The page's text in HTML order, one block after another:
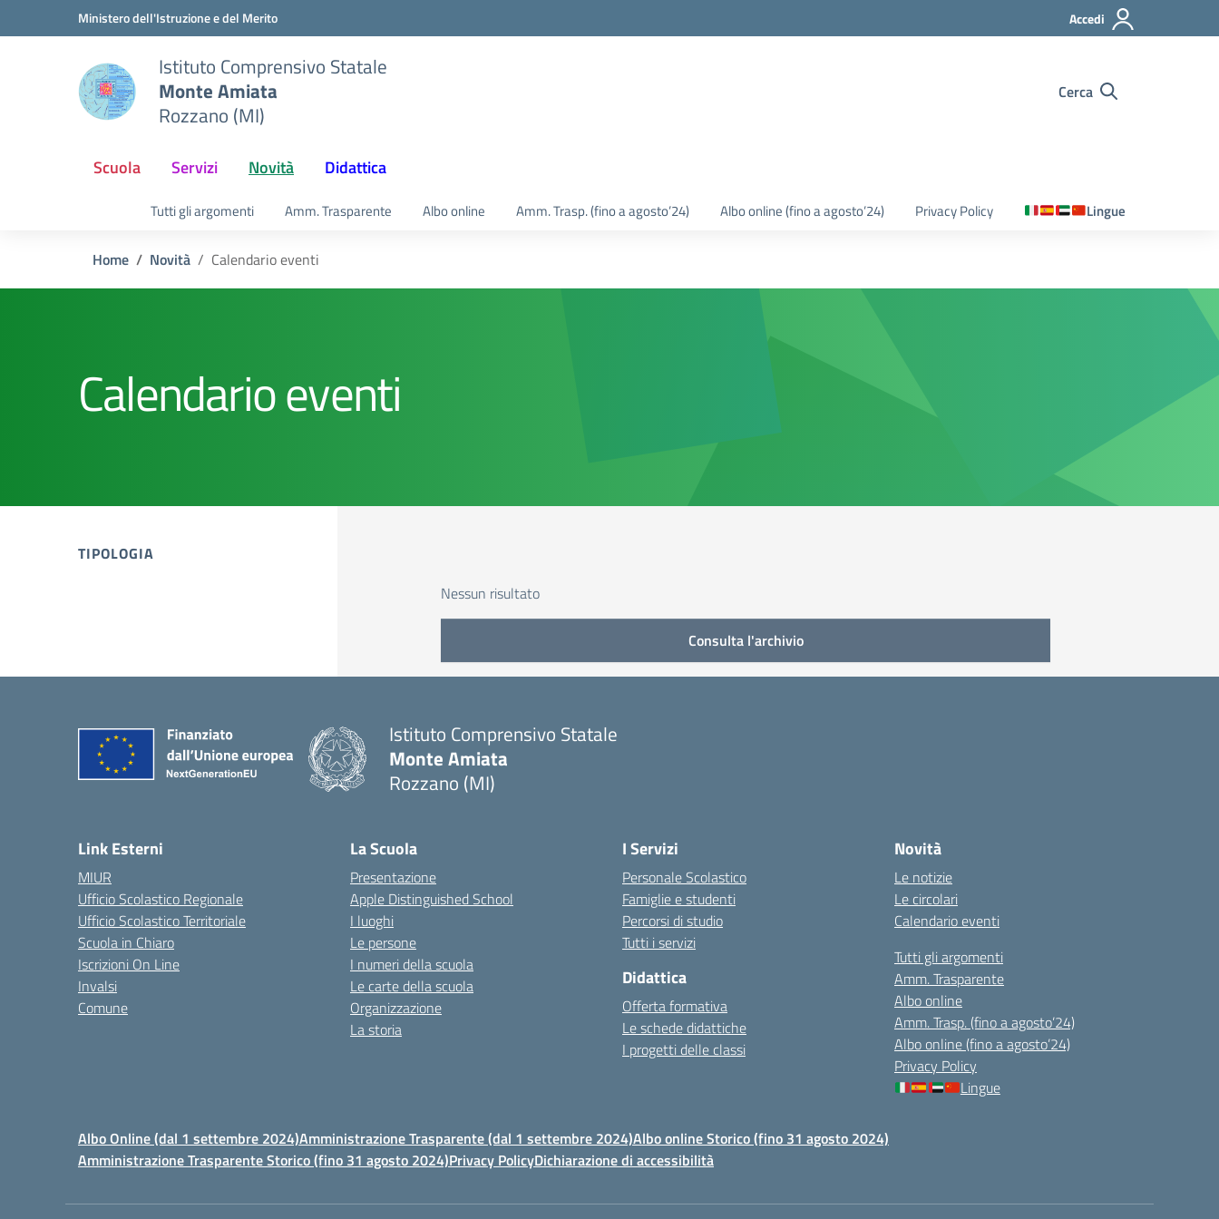
Vai ai contenuti
Vai al menu di navigazioneMinistero dell'Istruzione e del Merito Accedi
Istituto Comprensivo Statale
Monte Amiata
Rozzano (MI)
Cerca
Scuola Servizi Novità Didattica
Tutti gli argomenti Amm. Trasparente Albo online Amm. Trasp. (fino a agosto’24) Albo online (fino a agosto’24) Privacy Policy Lingue
Home Novità Calendario eventi
Calendario eventi
TIPOLOGIA
Nessun risultato
Consulta l'archivio
Istituto Comprensivo Statale
Monte Amiata
Rozzano (MI)
Link Esterni
MIUR
Ufficio Scolastico Regionale
Ufficio Scolastico Territoriale
Scuola in Chiaro
Iscrizioni On Line
Invalsi
Comune
La Scuola
Presentazione
Apple Distinguished School
I luoghi
Le persone
I numeri della scuola
Le carte della scuola
Organizzazione
La storia
I Servizi
Personale Scolastico
Famiglie e studenti
Percorsi di studio
Tutti i servizi
Didattica
Offerta formativa
Le schede didattiche
I progetti delle classi
Novità
Le notizie
Le circolari
Calendario eventi
Tutti gli argomenti
Amm. Trasparente
Albo online
Amm. Trasp. (fino a agosto’24)
Albo online (fino a agosto’24)
Privacy Policy
Lingue
Albo Online (dal 1 settembre 2024)Amministrazione Trasparente (dal 1 settembre 2024)Albo online Storico (fino 31 agosto 2024)
Amministrazione Trasparente Storico (fino 31 agosto 2024)Privacy PolicyDichiarazione di accessibilità